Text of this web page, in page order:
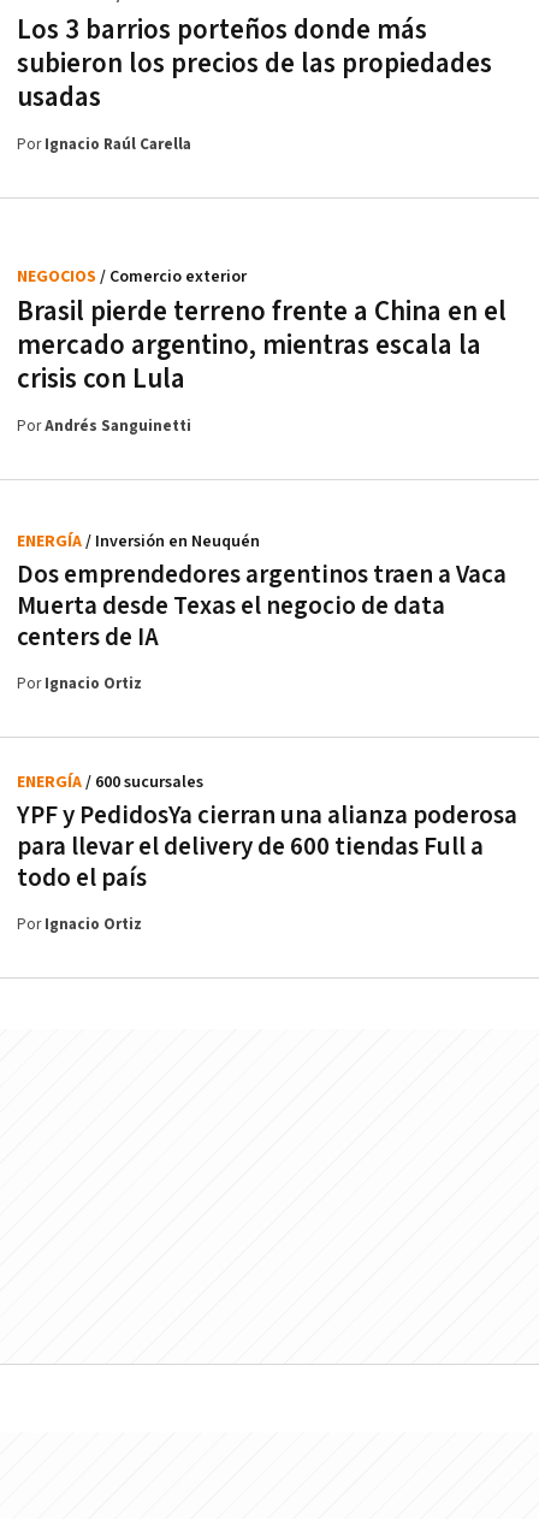
Los 3 barrios porteños donde más
subieron los precios de las propiedades
usadas
PorIgnacio Raúl Carella
Brasil pierde terreno frente a China en el
mercado argentino, mientras escala la
crisis con Lula
NEGOCIOS / Comercio exterior
PorAndrés Sanguinetti
Dos emprendedores argentinos traen a Vaca
Muerta desde Texas el negocio de data
centers de IA
ENERGÍA/ Inversión en Neuquén
PorIgnacio Ortiz
YPF y PedidosYa cierran una alianza poderosa
para llevar el delivery de 600 tiendas Full a
todo el país
ENERGÍA/ 600 sucursales
PorIgnacio Ortiz